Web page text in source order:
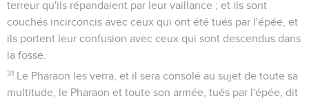
terreur qu'ils répandaient par leur vaillance ; et ils sont
couchés incirconcis avec ceux qui ont été tués par l'épée, et
ils portent leur confusion avec ceux qui sont descendus dans
la fosse.
31 Le Pharaon les verra, et il sera consolé au sujet de toute sa
multitude, le Pharaon et toute son armée, tués par l'épée, dit